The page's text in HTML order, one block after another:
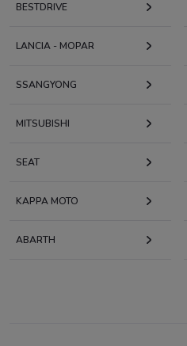
BESTDRIVE
LANCIA - MOPAR
SSANGYONG
MITSUBISHI
SEAT
KAPPA MOTO
ABARTH